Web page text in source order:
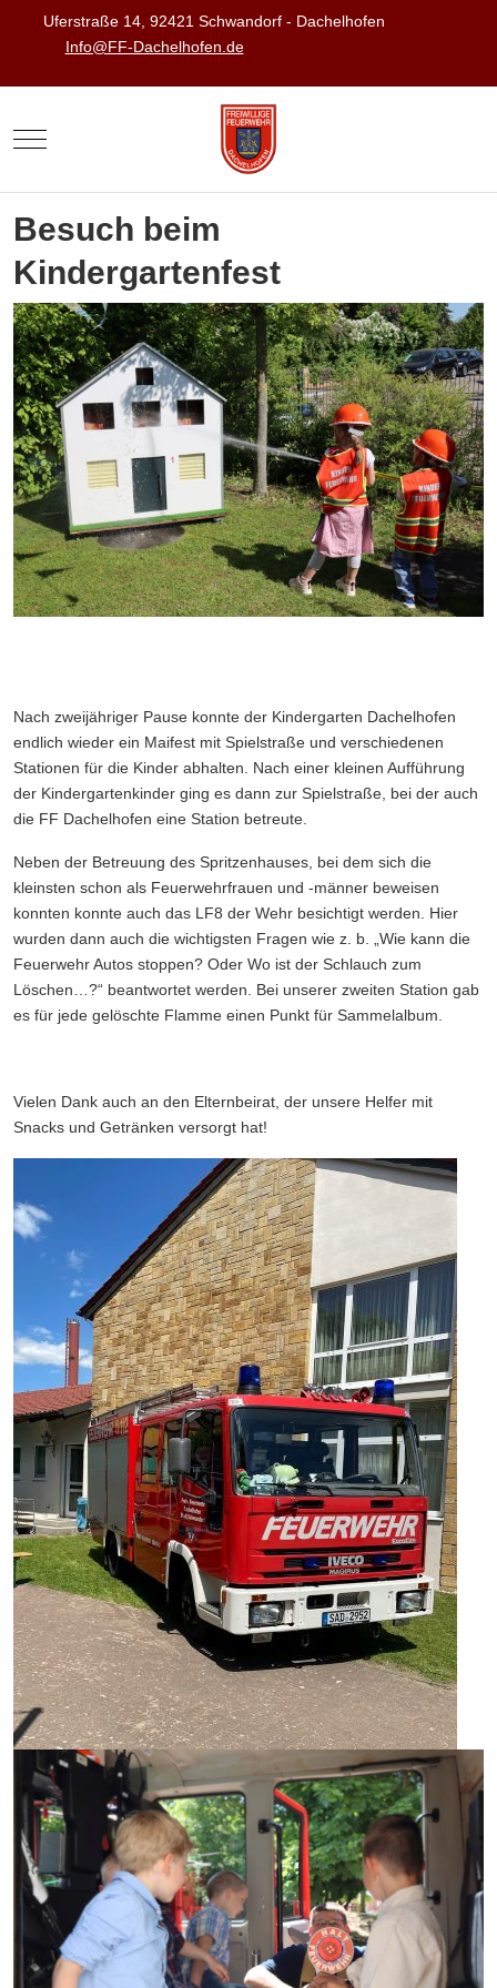
Uferstraße 14, 92421 Schwandorf - Dachelhofen
Info@FF-Dachelhofen.de
Mobile Menu Toggle
Besuch beim
Kindergartenfest
Nach zweijähriger Pause konnte der Kindergarten Dachelhofen
endlich wieder ein Maifest mit Spielstraße und verschiedenen
Stationen für die Kinder abhalten. Nach einer kleinen Aufführung
der Kindergartenkinder ging es dann zur Spielstraße, bei der auch
die FF Dachelhofen eine Station betreute.
Neben der Betreuung des Spritzenhauses, bei dem sich die
kleinsten schon als Feuerwehrfrauen und -männer beweisen
konnten konnte auch das LF8 der Wehr besichtigt werden. Hier
wurden dann auch die wichtigsten Fragen wie z. b. „Wie kann die
Feuerwehr Autos stoppen? Oder Wo ist der Schlauch zum
Löschen…?“ beantwortet werden. Bei unserer zweiten Station gab
es für jede gelöschte Flamme einen Punkt für Sammelalbum.
Vielen Dank auch an den Elternbeirat, der unsere Helfer mit
Snacks und Getränken versorgt hat!